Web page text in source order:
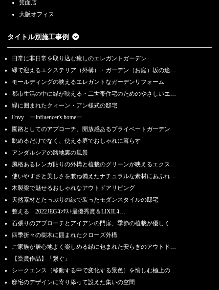
箕面店
大阪オフィス
タイトル別施工事例
日常に非日常を取り込む癒しのエレガントガーデン
緑で迎えるエクステリア（外構）・ガーデン（お庭）坂の途…
モールディングの映えるエレガントなガーデンリフォーム
都市生活の中に緑が映える・二世帯住宅のためのやさしいエ…
緑に囲まれたクィーン・アン様式の邸宅
Envy ーinfluencer's homeー
園路としてのアプローチ、開放感あるプライベートガーデン
眺めるだけでなく、使える庭でおしゃれに暮らす
アンダルシアの路地裏の風景
風格あるレンガ貼りの外構と植栽のグリーンが映えるエクス…
使いやすさと美しさを兼ね備えたナチュラルな素材にあふれ…
木製梁で魅せるおしゃれなアウトドアリビング
天然素材とたっぷりの緑で装ったモダンスタイルの邸宅
整える 2022JEGｺﾝﾃｽﾄ最優秀賞＆LIXILｺ…
石張りのアプローチとアイアンの門扉、季節の植栽が優しく…
四季折々の樹木に囲まれたクローズ外構
ご家族が居心地よく楽しめる緑に包まれた安らぎのアウトド…
【受賞作品】「繋ぐ」
シークエンス（移動する中で変化する景色）を愉しむ極上の…
邸宅のデザインに寄り添って設えた集いの空間